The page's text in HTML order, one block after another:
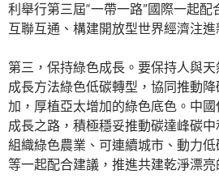
利舉行第三屆“一帶一路”國際一起
互聯互通、構建開放型世界經濟注進
第三，保持綠色成長。要保持人與
成長方法綠色低碳轉型，協同推動
加，厚植亞太增加的綠色底色。中
成長之路，積極穩妥推動碳達峰碳
組織綠色農業、可連續城市、動力
等一起配合建議，推進共建乾淨漂亮